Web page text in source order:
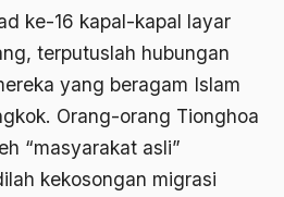
ke-16 kapal-kapal layar
terputuslah hubungan
yang beragam Islam
Orang-orang Tionghoa
“masyarakat asli”
kekosongan migrasi